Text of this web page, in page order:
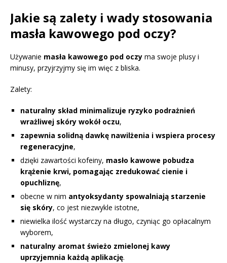
Jakie są zalety i wady stosowania
masła kawowego pod oczy?
Używanie masła kawowego pod oczy ma swoje plusy i
minusy, przyjrzyjmy się im więc z bliska.
Zalety:
naturalny skład minimalizuje ryzyko podrażnień
wrażliwej skóry wokół oczu,
zapewnia solidną dawkę nawilżenia i wspiera procesy
regeneracyjne,
dzięki zawartości kofeiny, masło kawowe pobudza
krążenie krwi, pomagając zredukować cienie i
opuchliznę,
obecne w nim antyoksydanty spowalniają starzenie
się skóry, co jest niezwykle istotne,
niewielka ilość wystarczy na długo, czyniąc go opłacalnym
wyborem,
naturalny aromat świeżo zmielonej kawy
uprzyjemnia każdą aplikację.